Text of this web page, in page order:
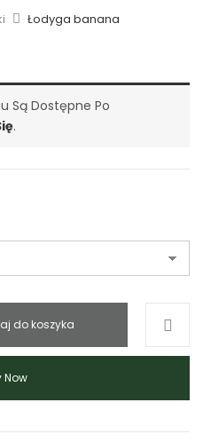
Łodyga banana
Są Dostępne Po
.
do koszyka
Now